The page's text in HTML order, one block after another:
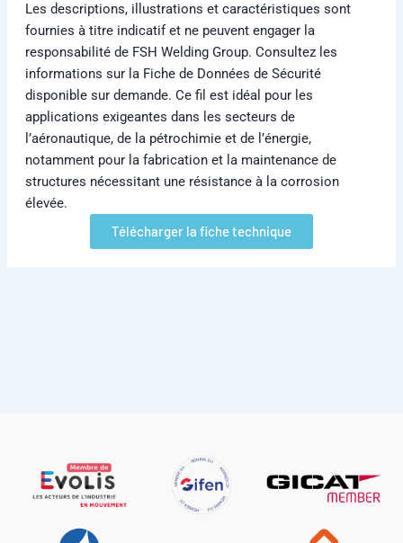
Les descriptions, illustrations et caractéristiques sont
fournies à titre indicatif et ne peuvent engager la
responsabilité de FSH Welding Group. Consultez les
informations sur la Fiche de Données de Sécurité
disponible sur demande. Ce fil est idéal pour les
applications exigeantes dans les secteurs de
l’aéronautique, de la pétrochimie et de l’énergie,
notamment pour la fabrication et la maintenance de
structures nécessitant une résistance à la corrosion
élevée.
Télécharger la fiche technique